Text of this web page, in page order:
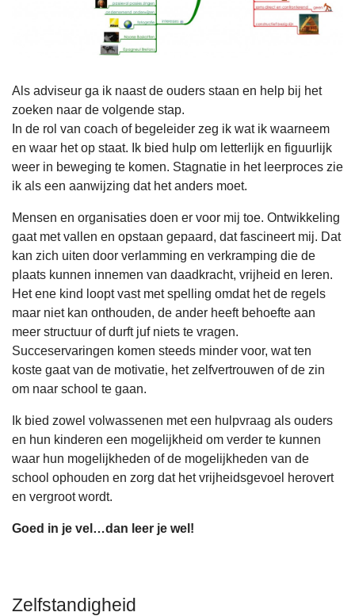
Zelfstandigheid
Als adviseur ga ik naast de ouders staan en help bij het
zoeken naar de volgende stap.
In de rol van coach of begeleider zeg ik wat ik waarneem
en waar het op staat. Ik bied hulp om letterlijk en figuurlijk
weer in beweging te komen. Stagnatie in het leerproces zie
ik als een aanwijzing dat het anders moet.
Mensen en organisaties doen er voor mij toe. Ontwikkeling
gaat met vallen en opstaan gepaard, dat fascineert mij. Dat
kan zich uiten door verlamming en verkramping die de
plaats kunnen innemen van daadkracht, vrijheid en leren.
Het ene kind loopt vast met spelling omdat het de regels
maar niet kan onthouden, de ander heeft behoefte aan
meer structuur of durft juf niets te vragen.
Succeservaringen komen steeds minder voor, wat ten
koste gaat van de motivatie, het zelfvertrouwen of de zin
om naar school te gaan.
Ik bied zowel volwassenen met een hulpvraag als ouders
en hun kinderen een mogelijkheid om verder te kunnen
waar hun mogelijkheden of de mogelijkheden van de
school ophouden en zorg dat het vrijheidsgevoel herovert
en vergroot wordt.
Goed in je vel…dan leer je wel!